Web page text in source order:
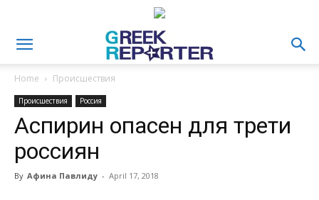
Home Происшествия
Происшествия Россия
Аспирин опасен для трети
россиян
By Афина Павлиду - April 17, 2018